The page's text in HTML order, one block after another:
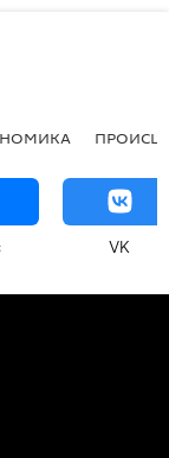
VK